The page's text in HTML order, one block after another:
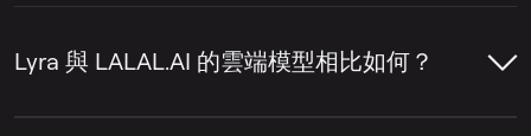
發送至您的電子郵箱。
備端音軌分離構建的本地處理模型。與雲端模
Lyra 與 LALAL.AI 的雲端模型相比如何？